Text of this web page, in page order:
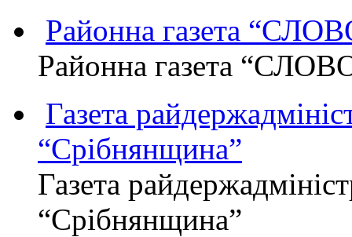
Районна газета
Районна газета
Газета
“Срібнянщина”
Газета
“Срібнянщина”